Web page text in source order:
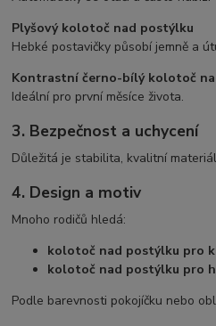
Plyšový kolotoč nad postýlku
Hebké postavičky působí jemně a
Kontrastní černo-bílý kolotoč
Ideální pro první měsíce života.
3. Bezpečnost a uchycení
Důležitá je stabilita, kvalitní
4. Design a motiv
Mnoho rodičů hledá:
kolotoč nad postýlku pro
kolotoč nad postýlku pro
Podle barevnosti pokojíčku nebo